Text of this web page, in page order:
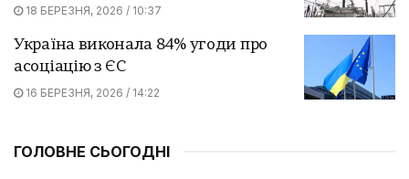
18 БЕРЕЗНЯ, 2026 / 10:37
Україна виконала 84% угоди про
асоціацію з ЄС
16 БЕРЕЗНЯ, 2026 / 14:22
ГОЛОВНЕ СЬОГОДНІ